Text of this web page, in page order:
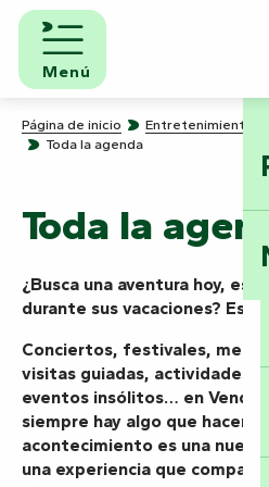
Aller
contenu
principal
Menú
Página de inicio
Entretenimiento:
Toda la agenda
Toda la
¿Busca una aventura hoy,
durante sus vacaciones? Está
Conciertos, festivales,
visitas guiadas, actividades
eventos insólitos… en
siempre hay algo que hacer.
acontecimiento es una nueva
una experiencia que